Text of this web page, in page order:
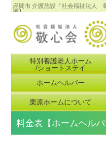
座間市 介護施設「社会福祉法人
護】
特別養護老人ホーム
/ショートステイ
ホームヘルパー
栗原ホームについて
料金表【ホームヘルパ